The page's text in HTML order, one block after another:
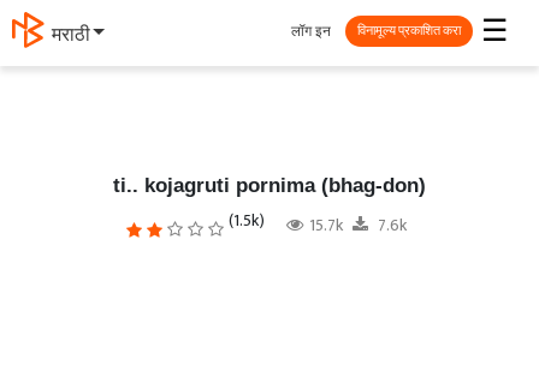
मराठी ☰
लॉग इन विनामूल्य प्रकाशित करा
ti.. kojagruti pornima (bhag-don)
(1.5k) 15.7k 7.6k